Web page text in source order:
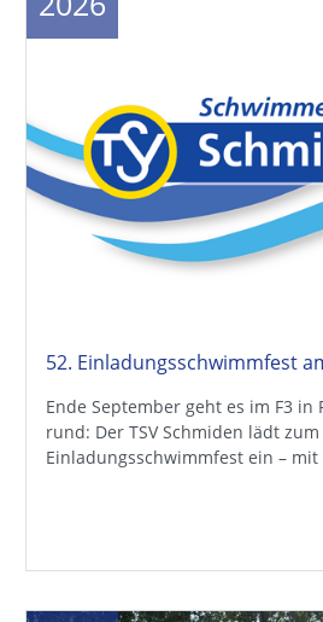
52. Einladungsschwimmfest
Ende September geht es im F3 in
rund: Der TSV Schmiden lädt
Einladungsschwimmfest ein –